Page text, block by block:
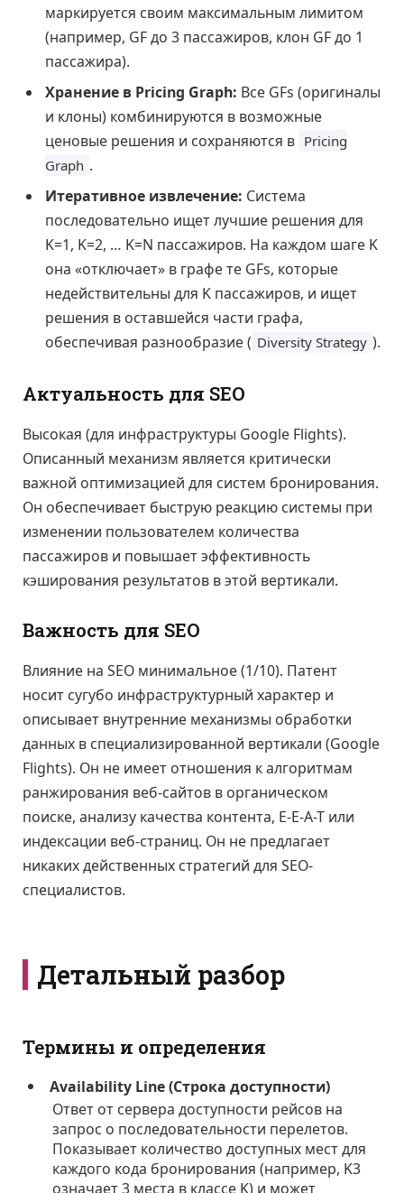
маркируется своим максимальным лимитом
(например, GF до 3 пассажиров, клон GF до 1
пассажира).
Хранение в Pricing Graph: Все GFs (оригиналы
и клоны) комбинируются в возможные
ценовые решения и сохраняются в Pricing
Graph .
Итеративное извлечение: Система
последовательно ищет лучшие решения для
K=1, K=2, … K=N пассажиров. На каждом шаге K
она «отключает» в графе те GFs, которые
недействительны для K пассажиров, и ищет
решения в оставшейся части графа,
обеспечивая разнообразие ( Diversity Strategy ).
Актуальность для SEO
Высокая (для инфраструктуры Google Flights).
Описанный механизм является критически
важной оптимизацией для систем бронирования.
Он обеспечивает быструю реакцию системы при
изменении пользователем количества
пассажиров и повышает эффективность
кэширования результатов в этой вертикали.
Важность для SEO
Влияние на SEO минимальное (1/10). Патент
носит сугубо инфраструктурный характер и
описывает внутренние механизмы обработки
данных в специализированной вертикали (Google
Flights). Он не имеет отношения к алгоритмам
ранжирования веб-сайтов в органическом
поиске, анализу качества контента, E-E-A-T или
индексации веб-страниц. Он не предлагает
никаких действенных стратегий для SEO-
специалистов.
Детальный разбор
Термины и определения
Availability Line (Строка доступности)
Ответ от сервера доступности рейсов на
запрос о последовательности перелетов.
Показывает количество доступных мест для
каждого кода бронирования (например, K3
означает 3 места в классе K) и может